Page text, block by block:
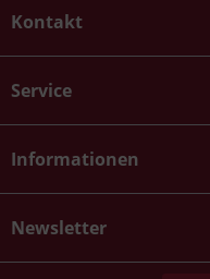
Kontakt
Service
Informationen
Newsletter